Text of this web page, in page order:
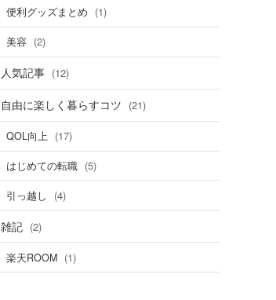
便利グッズまとめ (1)
美容 (2)
人気記事 (12)
自由に楽しく暮らすコツ (21)
QOL向上 (17)
はじめての転職 (5)
引っ越し (4)
雑記 (2)
楽天ROOM (1)